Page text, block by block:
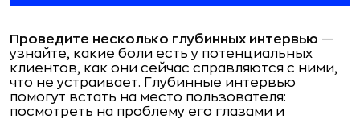
Проведите несколько глубинных интервью —
узнайте, какие боли есть у потенциальных
клиентов, как они сейчас справляются с ними,
что не устраивает. Глубинные интервью
помогут встать на место пользователя:
посмотреть на проблему его глазами и